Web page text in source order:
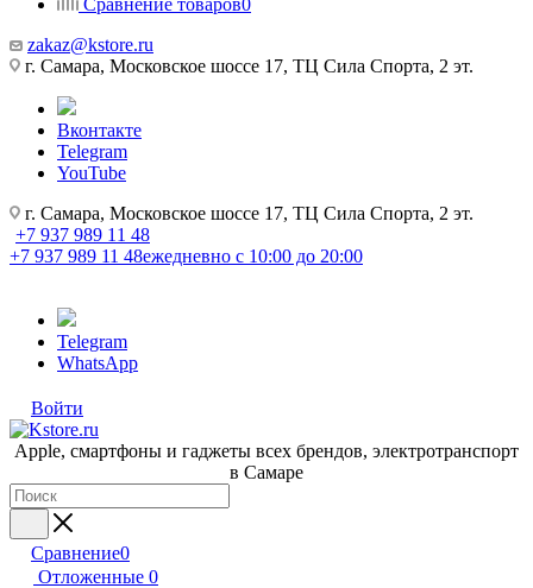
Сравнение товаров0
zakaz@kstore.ru
г. Самара, Московское шоссе 17, ТЦ Сила Спорта, 2 эт.
Вконтакте
Telegram
YouTube
г. Самара, Московское шоссе 17, ТЦ Сила Спорта, 2 эт.
+7 937 989 11 48
+7 937 989 11 48ежедневно с 10:00 до 20:00
Telegram
WhatsApp
Войти
Apple, cмартфоны и гаджеты всех брендов, электротранспорт
в Самаре
Сравнение0
Отложенные 0